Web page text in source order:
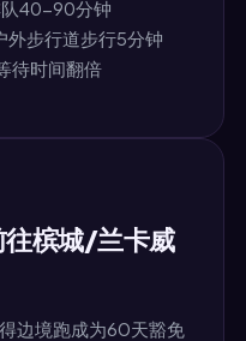
40-90分钟
外步行道步行5分钟
待时间翻倍
槟城/兰卡威
边境跑成为60天豁免